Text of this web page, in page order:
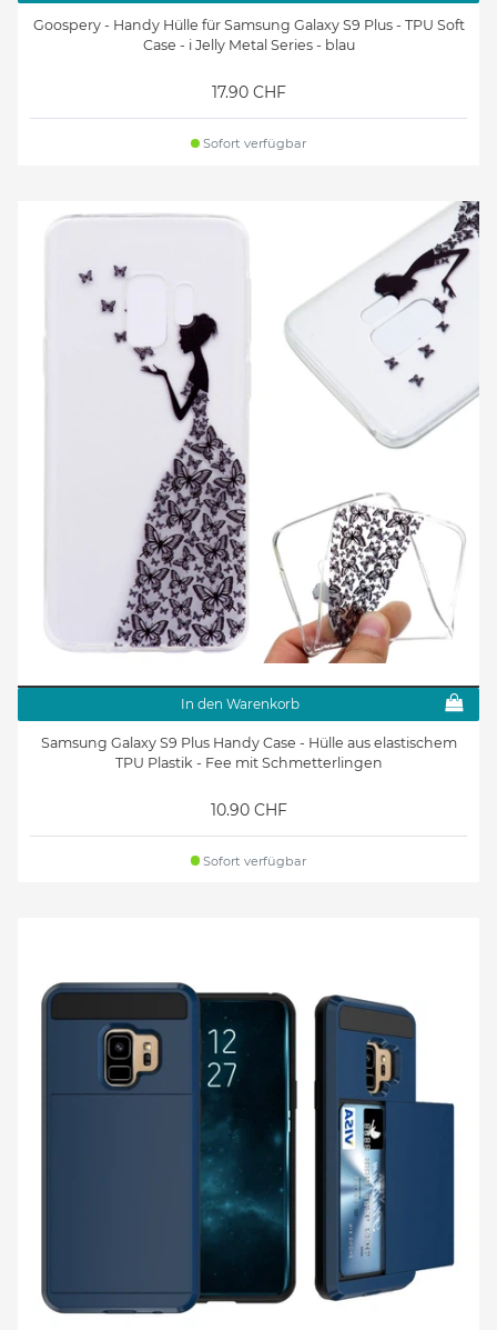
Goospery - Handy Hülle für Samsung Galaxy S9 Plus - TPU Soft
Case - i Jelly Metal Series - blau
17.90 CHF
Sofort verfügbar
In den Warenkorb
Samsung Galaxy S9 Plus Handy Case - Hülle aus elastischem
TPU Plastik - Fee mit Schmetterlingen
10.90 CHF
Sofort verfügbar